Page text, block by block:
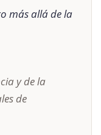
más allá de la
y de la
de